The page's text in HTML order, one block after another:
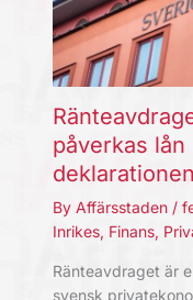
påverkas
By Affärsstaden /
Inrikes, Finans,
Ränteavdraget är
svensk